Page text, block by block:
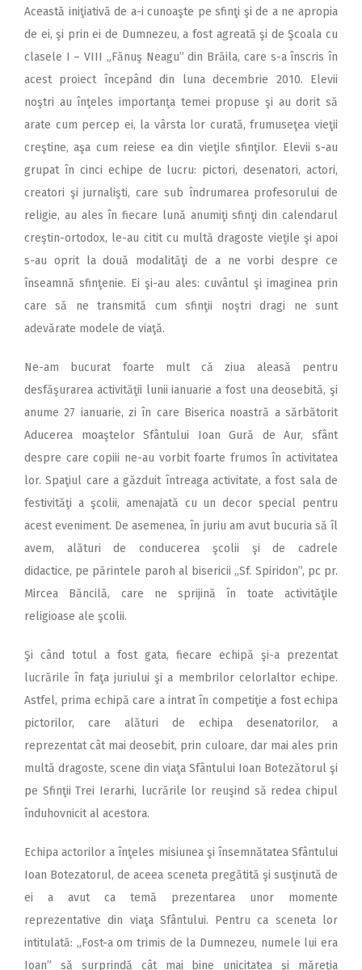
Această iniţiativă de a-i cunoaşte pe sfinţi şi de a ne apropia
de ei, şi prin ei de Dumnezeu, a fost agreată şi de Şcoala cu
clasele I – VIII „Fănuş Neagu” din Brăila, care s-a înscris în
acest proiect începând din luna decembrie 2010. Elevii
noştri au înţeles importanţa temei propuse şi au dorit să
arate cum percep ei, la vârsta lor curată, frumuseţea vieţii
creştine, aşa cum reiese ea din vieţile sfinţilor. Elevii s-au
grupat în cinci echipe de lucru: pictori, desenatori, actori,
creatori şi jurnalişti, care sub îndrumarea profesorului de
religie, au ales în fiecare lună anumiţi sfinţi din calendarul
creştin-ortodox, le-au citit cu multă dragoste vieţile şi apoi
s-au oprit la două modalităţi de a ne vorbi despre ce
înseamnă sfinţenie. Ei şi-au ales: cuvântul şi imaginea prin
care să ne transmită cum sfinţii noştri dragi ne sunt
adevărate modele de viaţă.
Ne-am bucurat foarte mult că ziua aleasă pentru
desfăşurarea activităţii lunii ianuarie a fost una deosebită, şi
anume 27 ianuarie, zi în care Biserica noastră a sărbătorit
Aducerea moaştelor Sfântului Ioan Gură de Aur, sfânt
despre care copiii ne-au vorbit foarte frumos în activitatea
lor. Spaţiul care a găzduit întreaga activitate, a fost sala de
festivităţi a şcolii, amenajată cu un decor special pentru
acest eveniment. De asemenea, în juriu am avut bucuria să îl
avem, alături de conducerea şcolii şi de cadrele
didactice, pe părintele paroh al bisericii „Sf. Spiridon”, pc pr.
Mircea Băncilă, care ne sprijină în toate activităţile
religioase ale şcolii.
Şi când totul a fost gata, fiecare echipă şi-a prezentat
lucrările în faţa juriului şi a membrilor celorlaltor echipe.
Astfel, prima echipă care a intrat în competiţie a fost echipa
pictorilor, care alături de echipa desenatorilor, a
reprezentat cât mai deosebit, prin culoare, dar mai ales prin
multă dragoste, scene din viaţa Sfântului Ioan Botezătorul şi
pe Sfinţii Trei Ierarhi, lucrările lor reuşind să redea chipul
înduhovnicit al acestora.
Echipa actorilor a înţeles misiunea şi însemnătatea Sfântului
Ioan Botezatorul, de aceea sceneta pregătită şi susţinută de
ei a avut ca temă prezentarea unor momente
reprezentative din viaţa Sfântului. Pentru ca sceneta lor
intitulată: „Fost-a om trimis de la Dumnezeu, numele lui era
Ioan” să surprindă cât mai bine unicitatea şi măreţia